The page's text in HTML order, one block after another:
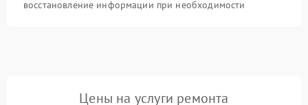
восстановление информации при необходимости
Цены на услуги ремонта